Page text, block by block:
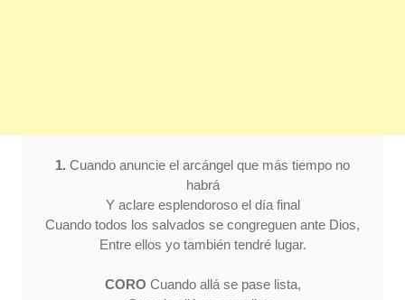
1. Cuando anuncie el arcángel que más tiempo no
habrá
Y aclare esplendoroso el día final
Cuando todos los salvados se congreguen ante Dios,
Entre ellos yo también tendré lugar.
CORO Cuando allá se pase lista,